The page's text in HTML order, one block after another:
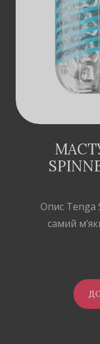
Опис Tenga
самий